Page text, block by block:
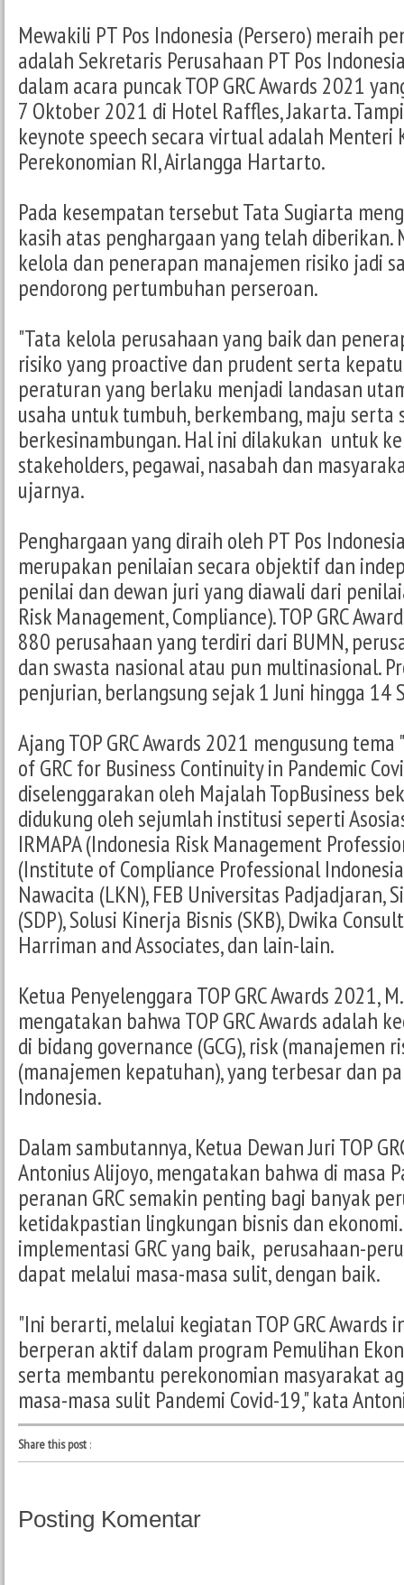
Mewakili PT Pos Indonesia (Persero) meraih
adalah Sekretaris Perusahaan PT Pos
dalam acara puncak TOP GRC Awards 2021
7 Oktober 2021 di Hotel Raffles, Jakarta.
keynote speech secara virtual adalah Menteri
Perekonomian RI, Airlangga Hartarto.
Pada kesempatan tersebut Tata Sugiarta
kasih atas penghargaan yang telah
kelola dan penerapan manajemen risiko jadi
pendorong pertumbuhan perseroan.
"Tata kelola perusahaan yang baik dan
risiko yang proactive dan prudent serta
peraturan yang berlaku menjadi landasan
usaha untuk tumbuh, berkembang, maju serta
berkesinambungan. Hal ini dilakukan untuk
stakeholders, pegawai, nasabah dan
ujarnya.
Penghargaan yang diraih oleh PT Pos
merupakan penilaian secara objektif dan
penilai dan dewan juri yang diawali dari
Risk Management, Compliance). TOP GRC
880 perusahaan yang terdiri dari BUMN,
dan swasta nasional atau pun multinasional.
penjurian, berlangsung sejak 1 Juni hingga 14
Ajang TOP GRC Awards 2021 mengusung
of GRC for Business Continuity in Pandemic
diselenggarakan oleh Majalah TopBusiness
didukung oleh sejumlah institusi seperti
IRMAPA (Indonesia Risk Management
(Institute of Compliance Professional
Nawacita (LKN), FEB Universitas Padjadjaran,
(SDP), Solusi Kinerja Bisnis (SKB), Dwika
Harriman and Associates, dan lain-lain.
Ketua Penyelenggara TOP GRC Awards 2021,
mengatakan bahwa TOP GRC Awards adalah
di bidang governance (GCG), risk (manajemen
(manajemen kepatuhan), yang terbesar dan
Indonesia.
Dalam sambutannya, Ketua Dewan Juri TOP
Antonius Alijoyo, mengatakan bahwa di masa
peranan GRC semakin penting bagi banyak
ketidakpastian lingkungan bisnis dan
implementasi GRC yang baik, perusahaan-
dapat melalui masa-masa sulit, dengan baik.
"Ini berarti, melalui kegiatan TOP GRC Awards
berperan aktif dalam program Pemulihan
serta membantu perekonomian masyarakat
masa-masa sulit Pandemi Covid-19," kata
Share this post:
Posting Komentar